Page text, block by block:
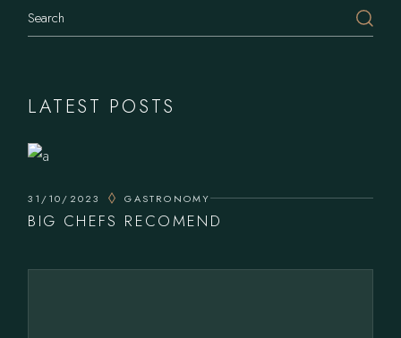
LATEST POSTS
31/10/2023 GASTRONOMY
BIG CHEFS RECOMEND